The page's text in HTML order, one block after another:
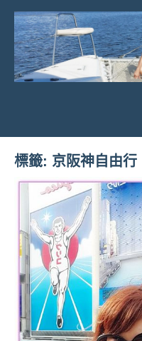
Skip
content
菲
亞
娃
JEFFIA
FANG
亞
娃
團、
主
旅
達
人
標籤: 京阪神自由行